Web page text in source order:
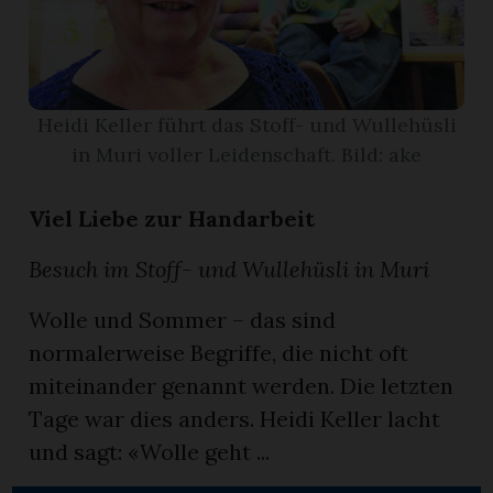
App
Viel Liebe zur Handarbeit
Besuch im Stoff- und Wullehüsli in Muri
Wolle und Sommer – das sind
normalerweise Begriffe, die nicht oft
miteinander genannt werden. Die letzten
Tage war dies anders. Heidi Keller lacht
und sagt: «Wolle geht ...